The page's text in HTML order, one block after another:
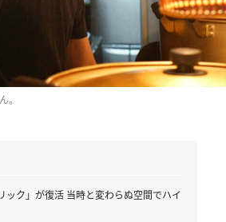
。
ック」が復活 当時と変わらぬ空間でハイ